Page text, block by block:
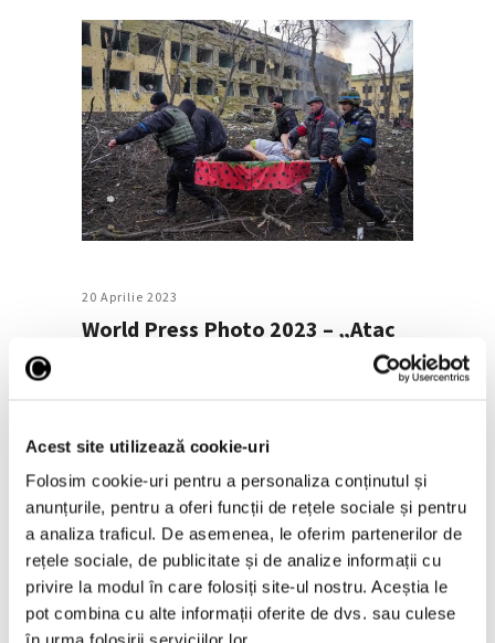
Acest site utilizează cookie-uri
Folosim cookie-uri pentru a personaliza conținutul și
anunțurile, pentru a oferi funcții de rețele sociale și pentru
a analiza traficul. De asemenea, le oferim partenerilor de
rețele sociale, de publicitate și de analize informații cu
privire la modul în care folosiți site-ul nostru. Aceștia le
pot combina cu alte informații oferite de dvs. sau culese
20 Aprilie 2023
World Press Photo 2023 – „Atac
Fotografii tulburătoare care prezintă scene
de conflict armat, scene de viață marcată de
neajunsuri, dar și de bucurii și seninătate, și
scene care aduc în discuție criza climatică se
numără printre câștigătoarele concursului
World Press Photo 2023. Câștigătorii la
nivel mondial
Continuă lectura >